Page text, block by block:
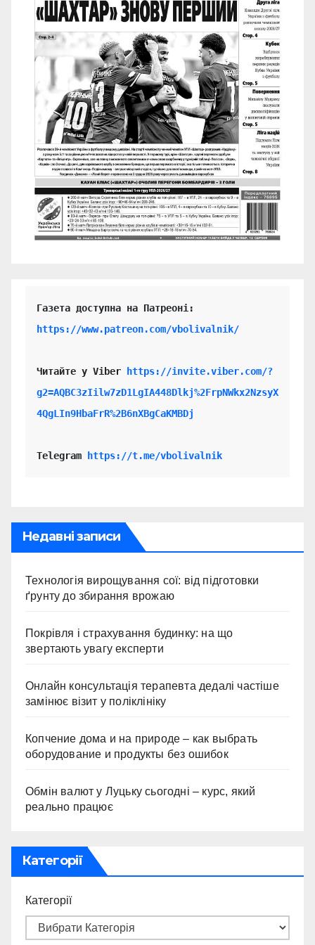
https://www.patreon.com/vbolivalnik/
Читайте у Viber
https://invite.viber.com/?
g2=AQBC3zIilw7zD1LgIA448Dlkj%2FrpNWkx2NzsyX
4QgLIn9HbaFrR%2B6nXBgCaKMBDj
Telegram https://t.me/vbolivalnik
Недавні записи
Технологія вирощування сої: від підготовки
ґрунту до збирання врожаю
Покрівля і страхування будинку: на що
звертають увагу експерти
Онлайн консультація терапевта дедалі частіше
замінює візит у поліклініку
Копчение дома и на природе – как выбрать
оборудование и продукты без ошибок
Обмін валют у Луцьку сьогодні – курс, який
реально працює
Категорії
Категорії